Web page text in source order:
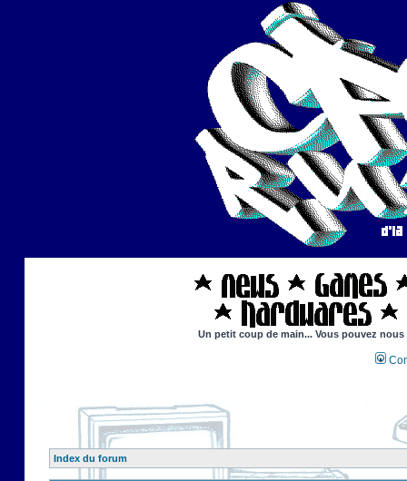
Un petit coup de main... Vous pouvez
Index du forum